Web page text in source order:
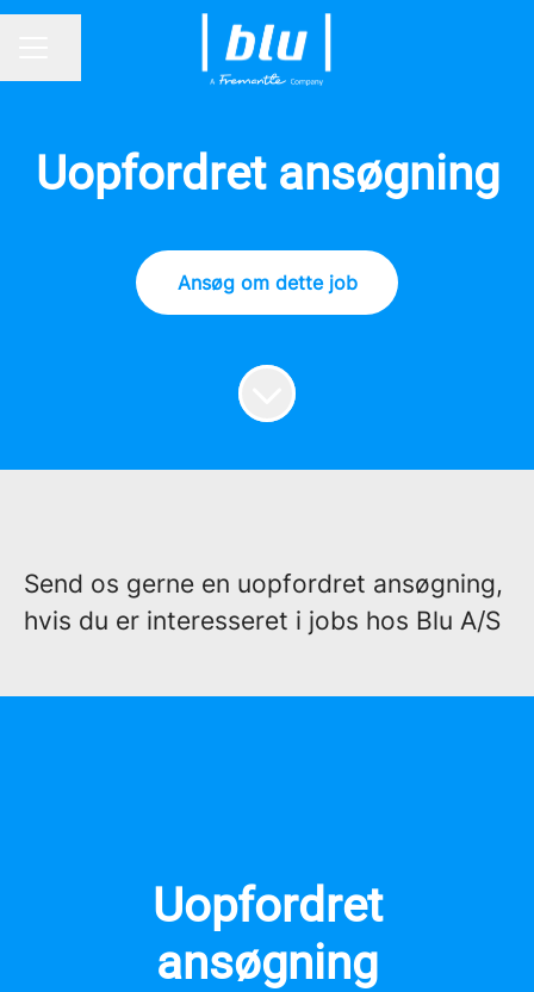
Uopfordret ansøgning
Ansøg om dette job
Send os gerne en uopfordret ansøgning,
hvis du er interesseret i jobs hos Blu A/S
Uopfordret
ansøgning